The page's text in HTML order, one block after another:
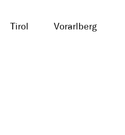
Tirol Vorarlberg